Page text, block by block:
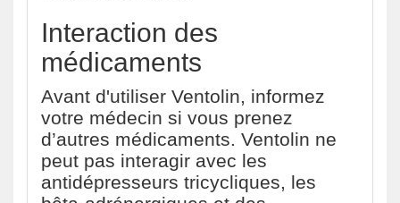
Interaction des
médicaments
Avant d'utiliser Ventolin, informez
votre médecin si vous prenez
d’autres médicaments. Ventolin ne
peut pas interagir avec les
antidépresseurs tricycliques, les